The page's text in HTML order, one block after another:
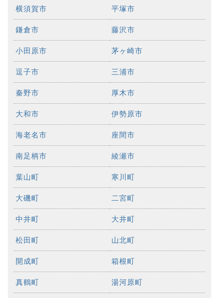
横須賀市 平塚市
鎌倉市 藤沢市
小田原市 茅ヶ崎市
逗子市 三浦市
秦野市 厚木市
大和市 伊勢原市
海老名市 座間市
南足柄市 綾瀬市
葉山町 寒川町
大磯町 二宮町
中井町 大井町
松田町 山北町
開成町 箱根町
真鶴町 湯河原町